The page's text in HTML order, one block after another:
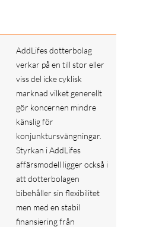
AddLifes dotterbolag
verkar på en till stor eller
viss del icke cyklisk
marknad vilket generellt
gör koncernen mindre
känslig för
konjunktursvängningar.
Styrkan i AddLifes
affärsmodell ligger också i
att dotterbolagen
bibehåller sin flexibilitet
men med en stabil
finansiering från